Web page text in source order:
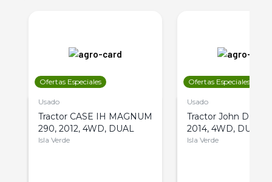
Ofertas Especiales
Usado
Tractor CASE IH MAGNUM
290, 2012, 4WD, DUAL
Isla Verde
Ofertas Especiales
Usado
Tractor John Deere
2014, 4WD, DUAL
Isla Verde